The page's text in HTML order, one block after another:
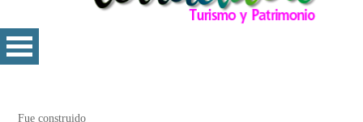
Fue construido